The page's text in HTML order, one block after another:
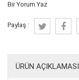
Bir Yorum Yaz
Paylaş :
ÜRÜN AÇIKLAMASI